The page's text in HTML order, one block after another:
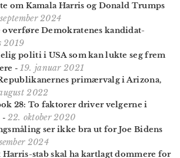
om Kamala Harris og Donald Trumps
2024
Demokratenes kandidat-
2019
politi i USA som kan lukte seg frem
- 19. januar 2021
primærvalg i Arizona,
2022
28: To faktorer driver velgerne i
- 22. oktober 2020
ser ikke bra ut for Joe Bidens
2024
Harris-stab skal ha kartlagt dommere for